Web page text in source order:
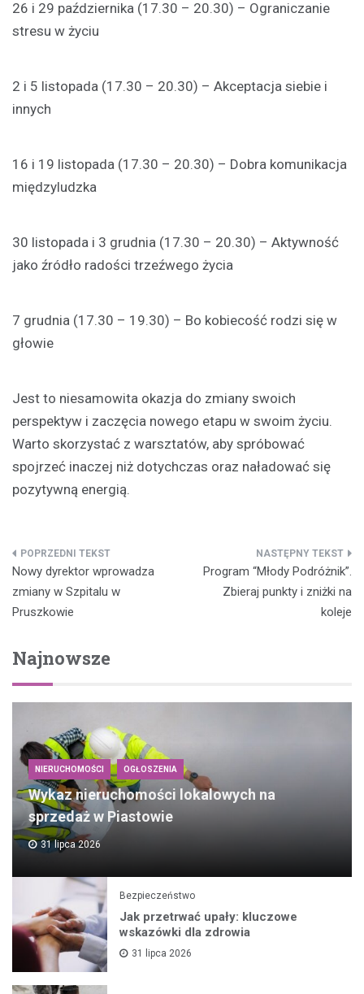
26 i 29 października (17.30 – 20.30) – Ograniczanie
stresu w życiu
2 i 5 listopada (17.30 – 20.30) – Akceptacja siebie i
innych
16 i 19 listopada (17.30 – 20.30) – Dobra komunikacja
międzyludzka
30 listopada i 3 grudnia (17.30 – 20.30) – Aktywność
jako źródło radości trzeźwego życia
7 grudnia (17.30 – 19.30) – Bo kobiecość rodzi się w
głowie
Jest to niesamowita okazja do zmiany swoich
perspektyw i zaczęcia nowego etapu w swoim życiu.
Warto skorzystać z warsztatów, aby spróbować
spojrzeć inaczej niż dotychczas oraz naładować się
pozytywną energią.
Nawigacja
wpisu
Nowy dyrektor wprowadza
zmiany w Szpitalu w
Pruszkowie
Program “Młody Podróżnik”.
Zbieraj punkty i zniżki na
koleje
Najnowsze
NIERUCHOMOŚCI OGŁOSZENIA
Wykaz nieruchomości lokalowych na
sprzedaż w Piastowie
31 lipca 2026
Bezpieczeństwo
Jak przetrwać upały: kluczowe
wskazówki dla zdrowia
31 lipca 2026